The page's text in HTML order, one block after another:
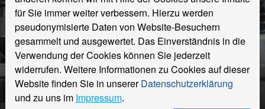
Interreg-Projekt: SenSpores
für Sie immer weiter verbessern. Hierzu werden
pseudonymisierte Daten von Website-Besuchern
gesammelt und ausgewertet. Das Einverständnis in die
Verwendung der Cookies können Sie jederzeit
widerrufen. Weitere Informationen zu Cookies auf dieser
Website finden Sie in unsererDatenschutzerklärung
und zu uns im Impressum.